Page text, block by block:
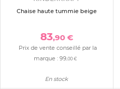
Chaise haute tummie beige
83,90 €
Prix de vente conseillé par la
marque :99 ,00 €
En stock